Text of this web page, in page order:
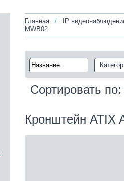
Главная /
IP
MWB02
Сортировать
Кронштейн ATIX